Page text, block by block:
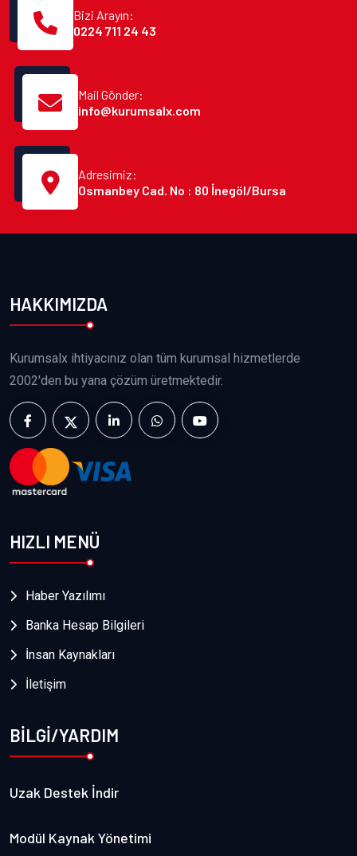
Bizi Arayın:
0224 711 24 43
Mail Gönder:
info@kurumsalx.com
Adresimiz:
Osmanbey Cad. No : 80 İnegöl/Bursa
HAKKIMIZDA
Kurumsalx ihtiyacınız olan tüm kurumsal hizmetlerde
2002'den bu yana çözüm üretmektedir.
HIZLI MENÜ
Haber Yazılımı
Banka Hesap Bilgileri
İnsan Kaynakları
İletişim
BİLGİ/YARDIM
Uzak Destek İndir
Modül Kaynak Yönetimi